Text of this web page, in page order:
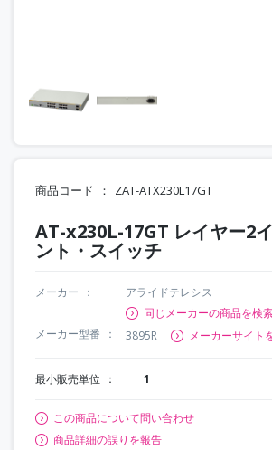
商品コード ZAT-ATX230L17GT
AT-x230L-17GT レイヤー2
ント・スイッチ
メーカー
アライドテレシス
同じメーカーの商品を検
メーカー型番
3895R メーカーサイト
最小販売単位 1
この商品について問い合わせ
商品詳細の誤りを報告